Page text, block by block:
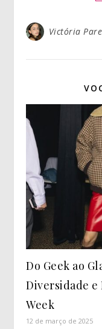
Victória
Do Geek ao
Diversidade e
Week
12 de março de 2025